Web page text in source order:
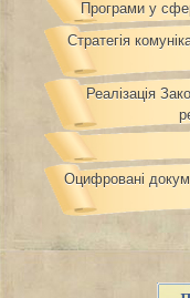
Програми у
Стратегія
Реалізація
Оцифровані